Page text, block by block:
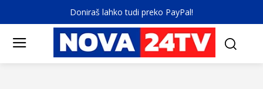
Doniraš lahko tudi preko PayPal!